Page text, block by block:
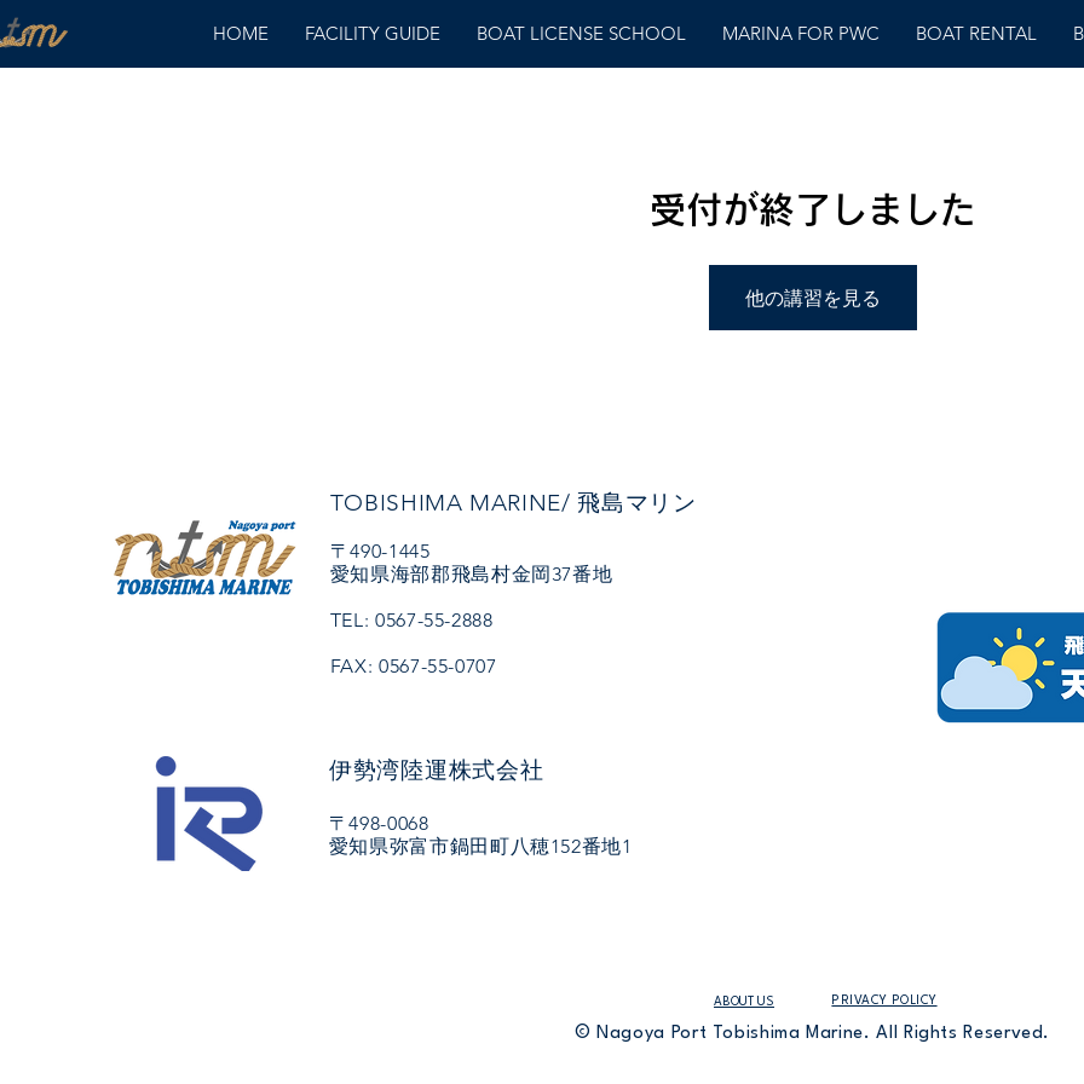
HOME FACILITY GUIDE BOAT LICENSE SCHOOL MARINA FOR PWC BOAT RENTAL
受付が終了しました
他の講習を見る
TOBISHIMA MARINE/ 飛島マリン
〒490-1445
愛知県海部郡飛島村金岡37番地
TEL: 0567-55-2888
FAX: 0567-55-0707
伊勢湾陸運株式会社
〒498-0068
愛知県弥富市鍋田町八穂152番地1
ABOUT US PRIVACY POLICY
© Nagoya Port Tobishima Marine. All Rights Reserved.